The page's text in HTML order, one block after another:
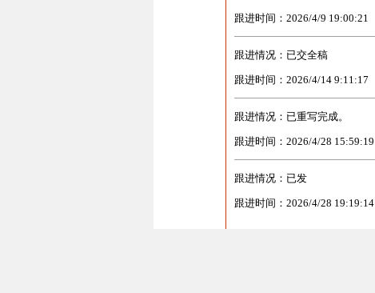
跟进时间：2026/4/9 19:00:21
跟进情况：已交全稿
跟进时间：2026/4/14 9:11:17
跟进情况：已重写完成。
跟进时间：2026/4/28 15:59:19
跟进情况：已发
跟进时间：2026/4/28 19:19:14